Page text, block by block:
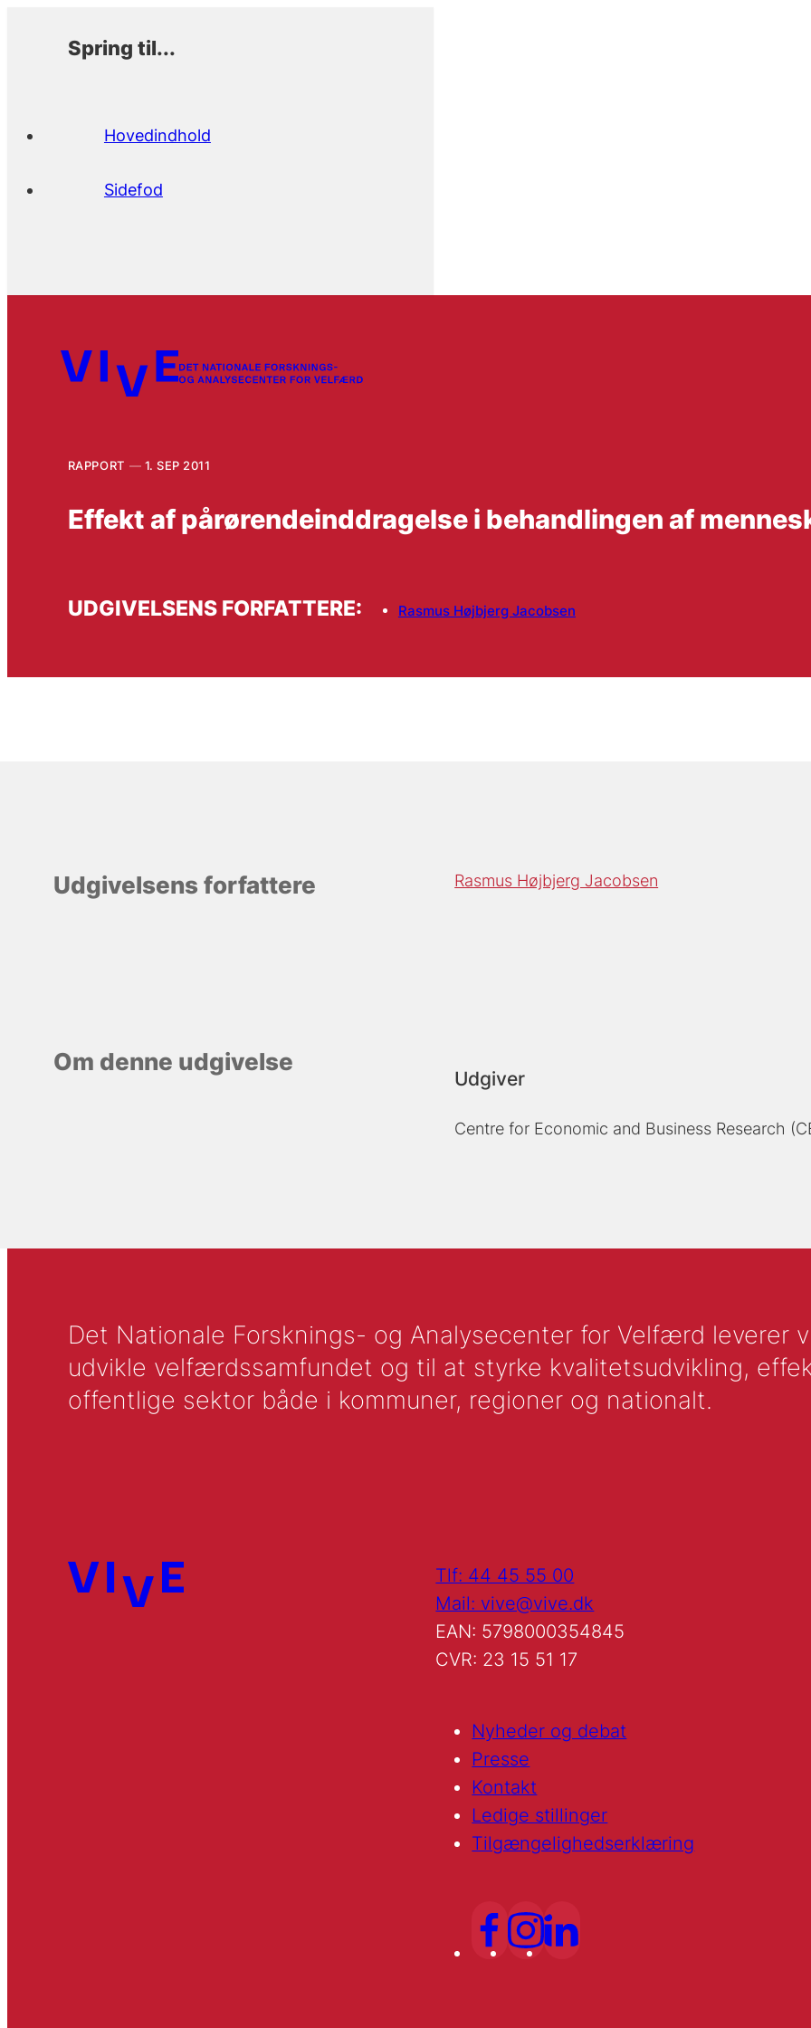
Spring til...
Hovedindhold
Sidefod
RAPPORT 1. SEP 2011
Effekt af pårørendeinddragelse i behandlingen af
UDGIVELSENS FORFATTERE: Rasmus Højbjerg Jacobsen
Udgivelsens forfattere Rasmus Højbjerg Jacobsen
Om denne udgivelse
Udgiver
Centre for Economic and Business Research
Det Nationale Forsknings- og Analysecenter for Velfærd leverer
udvikle velfærdssamfundet og til at styrke kvalitetsudvikling,
offentlige sektor både i kommuner, regioner og nationalt.
Tlf: 44 45 55 00
Mail: vive@vive.dk
EAN: 5798000354845
CVR: 23 15 51 17
Nyheder og debat
Presse
Kontakt
Ledige stillinger
Tilgængelighedserklæring